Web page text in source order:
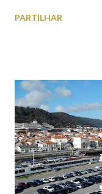
aproveite a paisagem
PARTILHAR